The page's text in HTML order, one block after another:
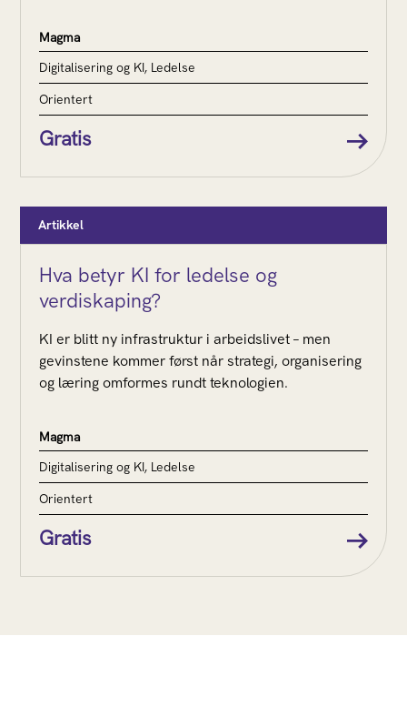
Magma
Digitalisering og KI, Ledelse
Orientert
Gratis
Artikkel
Hva betyr KI for ledelse og
verdiskaping?
KI er blitt ny infrastruktur i arbeidslivet – men
gevinstene kommer først når strategi, organisering
og læring omformes rundt teknologien.
Magma
Digitalisering og KI, Ledelse
Orientert
Gratis